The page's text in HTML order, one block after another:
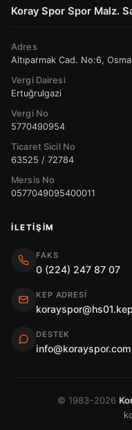
Koray Spor Spor Malz.
Adres
Altıparmak Cad. No:6,
Vergi Dairesi
Ertuğrulgazi
Vergi No
5770490954
Ticaret Sicil No
63525 / 72784
Mersis No
0577049095400011
İLETIŞIM
FAKS
0 (224) 247 87 07
KEP ADRESI
DESTEK
info@korayspor.com
© 1983–2026